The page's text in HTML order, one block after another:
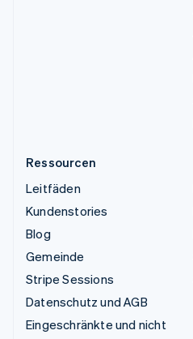
Ressourcen
Leitfäden
Kundenstories
Blog
Gemeinde
Stripe Sessions
Datenschutz und AGB
Eingeschränkte und nicht